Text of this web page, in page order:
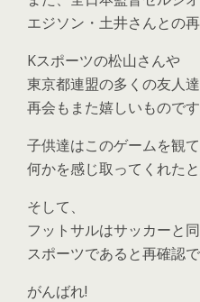
エジソン・土井さんとの再
Kスポーツの松山さんや
東京都連盟の多くの友人
再会もまた嬉しいものです
子供達はこのゲームを観て
何かを感じ取ってくれたと
そして、
フットサルはサッカーと
スポーツであると再確認で
がんばれ!